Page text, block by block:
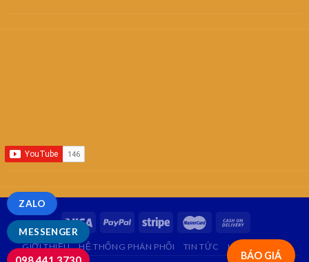
BÁO GIÁ
GIỚI THIỆU HỆ THỐNG PHÂN PHỐI TIN TỨC LIÊN HỆ
MESSENGER
ZALO